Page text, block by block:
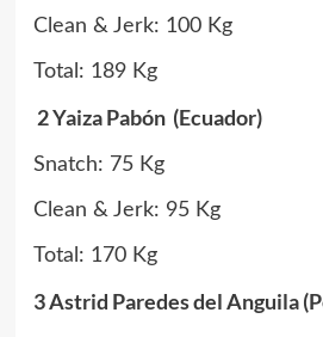
Clean & Jerk: 100 Kg
Total: 189 Kg
2 Yaiza Pabón (Ecuador)
Snatch: 75 Kg
Clean & Jerk: 95 Kg
Total: 170 Kg
3 Astrid Paredes del Anguila